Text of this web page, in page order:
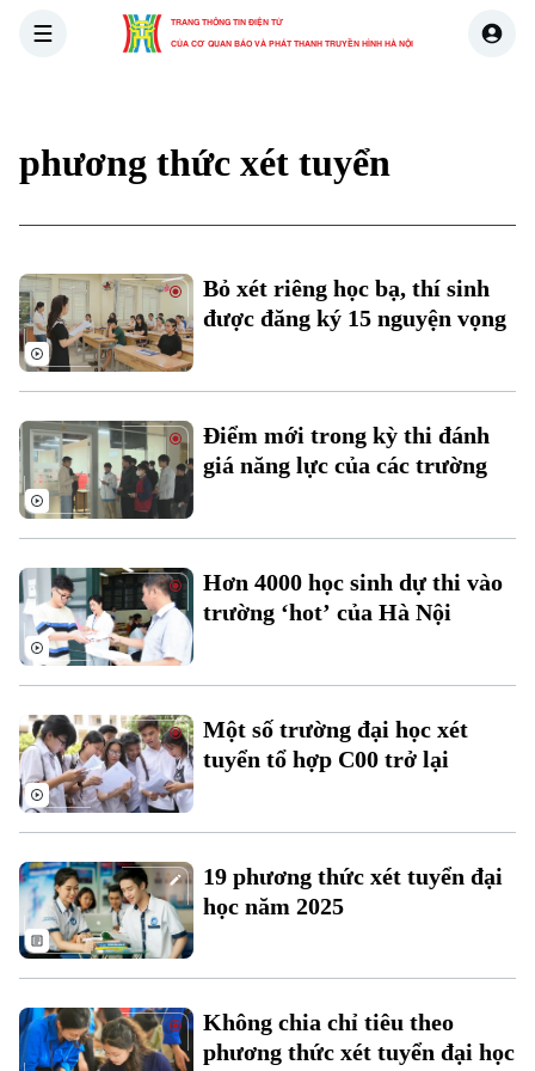
TRANG THÔNG TIN ĐIỆN TỬ
CỦA CƠ QUAN BÁO VÀ PHÁT THANH TRUYỀN HÌNH HÀ NỘI
Xu hướng
Chuyên mục
Thời sự
Hà Nội
Chính trị
Xã hội
An ninh trật tự
Công nghệ
Hà Nội
Người Hà Nội
Khoảnh khắc Hà Nội
Ẩm thực
Thế giới
Tin tức
Quân sự
Hồ sơ
Kinh tế
Cafe sáng
Tin tức
Tàu và Xe
phương thức xét tuyển
Bỏ xét riêng học bạ, thí sinh
được đăng ký 15 nguyện vọng
Điểm mới trong kỳ thi đánh
giá năng lực của các trường
Hơn 4000 học sinh dự thi vào
trường ‘hot’ của Hà Nội
Một số trường đại học xét
tuyển tổ hợp C00 trở lại
19 phương thức xét tuyển đại
học năm 2025
Không chia chỉ tiêu theo
phương thức xét tuyển đại học